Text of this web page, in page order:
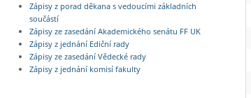
Zápisy z porad děkana s vedoucími základních
součástí
Zápisy ze zasedání Akademického senátu FF UK
Zápisy z jednání Ediční rady
Zápisy ze zasedání Vědecké rady
Zápisy z jednání komisí fakulty